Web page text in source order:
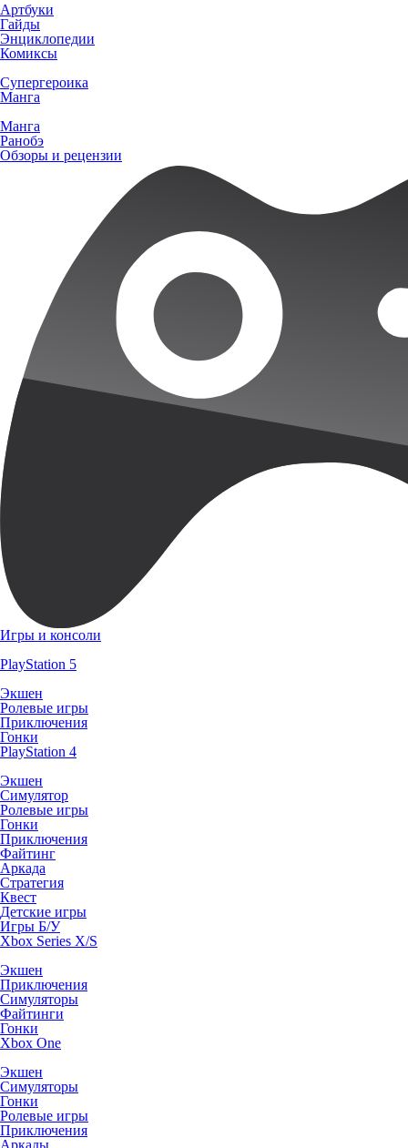
Артбуки
Гайды
Энциклопедии
Комиксы
Супергероика
Манга
Манга
Ранобэ
Обзоры и рецензии
Игры и консоли
PlayStation 5
Экшен
Ролевые игры
Приключения
Гонки
PlayStation 4
Экшен
Симулятор
Ролевые игры
Гонки
Приключения
Файтинг
Аркада
Стратегия
Квест
Детские игры
Игры Б/У
Xbox Series X/S
Экшен
Приключения
Симуляторы
Файтинги
Гонки
Xbox One
Экшен
Симуляторы
Гонки
Ролевые игры
Приключения
Аркады